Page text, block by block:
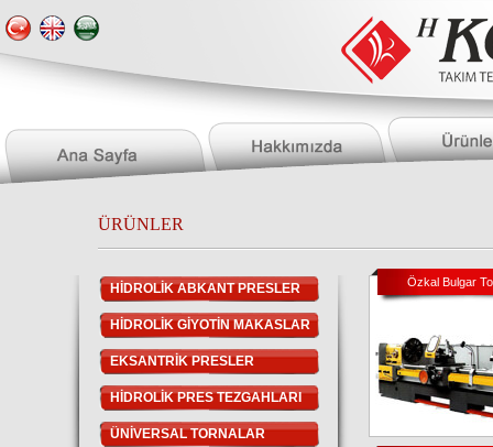
ÜRÜNLER
HİDROLİK ABKANT PRESLER
HİDROLİK GİYOTİN MAKASLAR
EKSANTRİK PRESLER
HİDROLİK PRES TEZGAHLARI
ÜNİVERSAL TORNALAR
Özkal Bulgar